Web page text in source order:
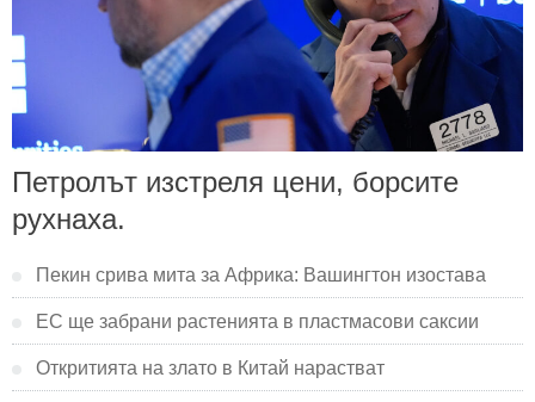
Петролът изстреля цени, борсите
рухнаха.
Пекин срива мита за Африка: Вашингтон изостава
ЕС ще забрани растенията в пластмасови саксии
Откритията на злато в Китай нарастват